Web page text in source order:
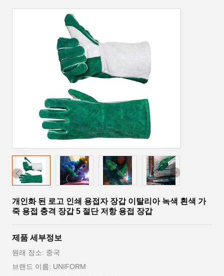
개인화 된 로고 인쇄 용접자 장갑 이탈리아 녹색 흰색 가
죽 용접 충격 장갑 5 절단 저항 용접 장갑
제품 세부정보
원래 장소: 중국
브랜드 이름: UNIFORM